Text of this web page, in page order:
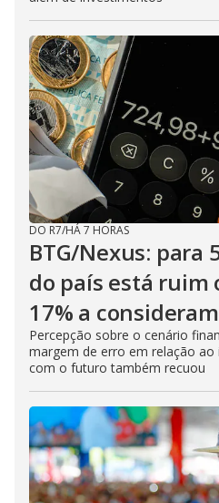
DO R7/HÁ 7 HORAS
BTG/Nexus: para
do país está ruim
17% a
Percepção sobre o cenário
margem de erro em relação
com o futuro também recuou